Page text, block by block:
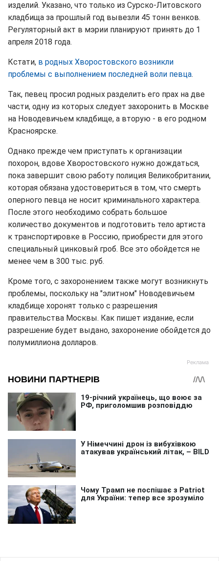
изделий. Указано, что только из Сурско-Литовского
кладбища за прошлый год вывезли 45 тонн венков.
Регуляторный акт в мэрии планируют принять до 1
апреля 2018 года.
Кстати, в родных Хворостовского возникли
проблемы с выполнением последней воли певца.
Так, певец просил родных разделить его прах на две
части, одну из которых следует захоронить в Москве
на Новодевичьем кладбище, а вторую - в его родном
Красноярске.
Однако прежде чем приступать к организации
похорон, вдове Хворостовского нужно дождаться,
пока завершит свою работу полиция Великобритании,
которая обязана удостовериться в том, что смерть
оперного певца не носит криминального характера.
После этого необходимо собрать большое
количество документов и подготовить тело артиста
к транспортировке в Россию, приобрести для этого
специальный цинковый гроб. Все это обойдется не
менее чем в 300 тыс. руб.
Кроме того, с захоронением также могут возникнуть
проблемы, поскольку на "элитном" Новодевичьем
кладбище хоронят только с разрешения
правительства Москвы. Как пишет издание, если
разрешение будет выдано, захоронение обойдется до
полумиллиона долларов.